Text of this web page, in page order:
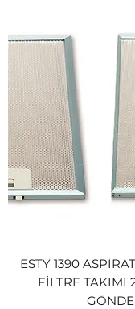
ESTY 1390
FİLTRE TAKIMI